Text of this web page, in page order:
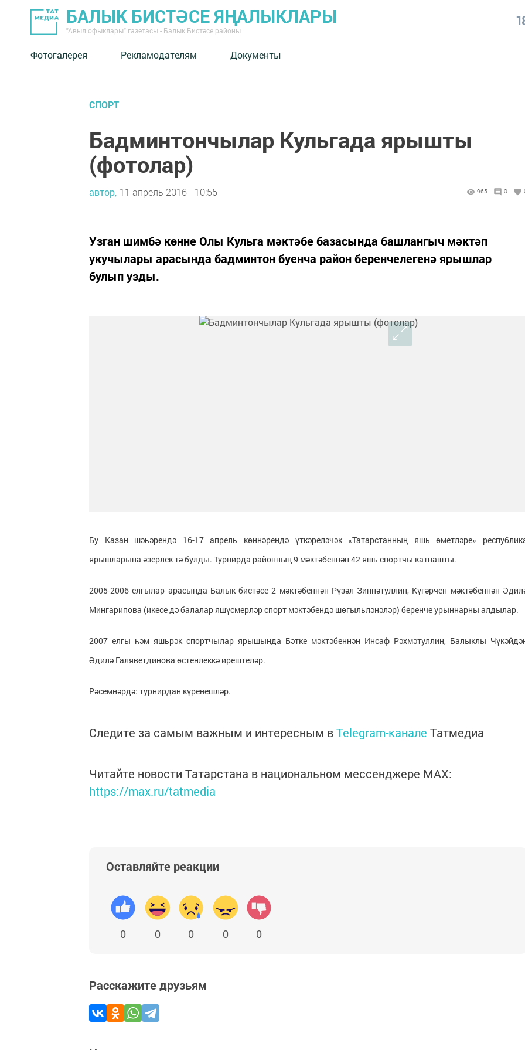
БАЛЫК БИСТӘСЕ ЯҢАЛЫКЛАРЫ
"Авыл офыклары" газетасы - Балык Бистәсе районы
Фотогалерея Рекламодателям Документы
СПОРТ
Бадминтончылар Кульгада ярышты
(фотолар)
автор, 11 апрель 2016 - 10:55 965 0
Узган шимбә көнне Олы Кульга мәктәбе базасында башлангыч мәктәп
укучылары арасында бадминтон буенча район беренчелегенә ярышлар
булып узды.
Бу Казан шәһәрендә 16-17 апрель көннәрендә үткәреләчәк «Татарстанның яшь өметләре»
ярышларына әзерлек тә булды. Турнирда районның 9 мәктәбеннән 42 яшь спортчы катнашты.
2005-2006 елгылар арасында Балык бистәсе 2 мәктәбеннән Рүзәл Зиннәтуллин, Күгәрчен мәктәбеннән
Мингарипова (икесе дә балалар яшүсмерләр спорт мәктәбендә шөгыльләнәләр) беренче урыннарны алдылар.
2007 елгы һәм яшьрәк спортчылар ярышында Бәтке мәктәбеннән Инсаф Рәхмәтуллин, Балыклы
Әдилә Галяветдинова өстенлеккә ирештеләр.
Рәсемнәрдә: турнирдан күренешләр.
Следите за самым важным и интересным вTelegram-канале Татмедиа
Читайте новости Татарстана в национальном мессенджере MАХ:
https://max.ru/tatmedia
Оставляйте реакции
0 0 0 0 0
Расскажите друзьям